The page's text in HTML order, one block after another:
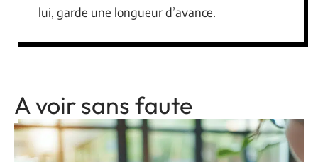
lui, garde une longueur d’avance.
A voir sans faute